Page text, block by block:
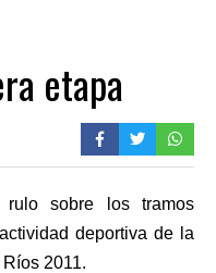
etapa
sobre los tramos
deportiva de la
2011.